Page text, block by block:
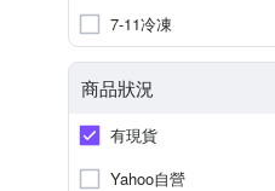
7-11冷凍
商品狀況
有現貨
Yahoo自營